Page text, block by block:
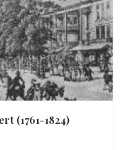
(1761-1824)